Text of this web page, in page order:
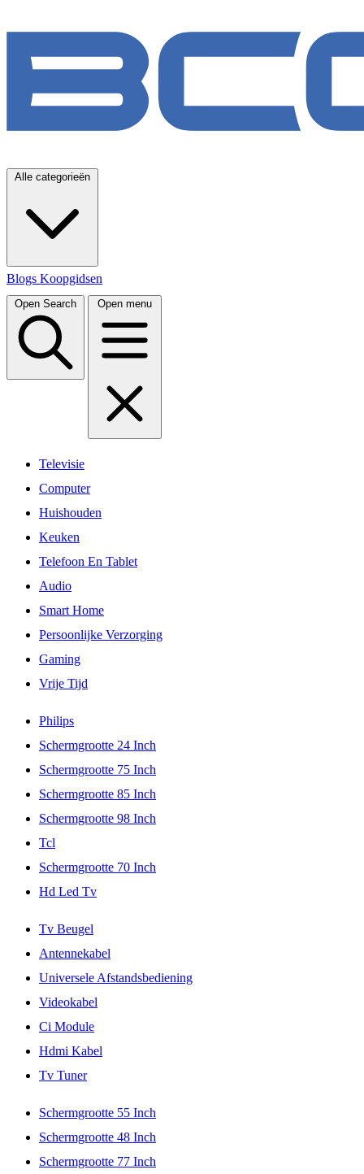
Alle categorieën
Blogs Koopgidsen
Open Search Open menu
Televisie
Computer
Huishouden
Keuken
Telefoon En Tablet
Audio
Smart Home
Persoonlijke Verzorging
Gaming
Vrije Tijd
Philips
Schermgrootte 24 Inch
Schermgrootte 75 Inch
Schermgrootte 85 Inch
Schermgrootte 98 Inch
Tcl
Schermgrootte 70 Inch
Hd Led Tv
Tv Beugel
Antennekabel
Universele Afstandsbediening
Videokabel
Ci Module
Hdmi Kabel
Tv Tuner
Schermgrootte 55 Inch
Schermgrootte 48 Inch
Schermgrootte 77 Inch